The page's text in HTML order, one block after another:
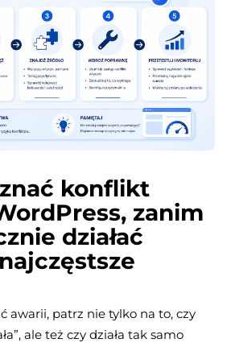
konflikt
zanim
działać
awarii, patrz nie tylko na to, czy
ale też czy działa tak samo